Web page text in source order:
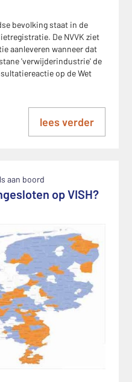
bevolking staat in de
De NVVK ziet
aanleveren wanneer dat
'verwijderindustrie' de
op de Wet
lees verder
aan boord
op VISH?